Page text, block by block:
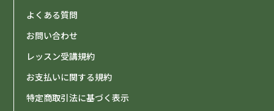
よくある質問
お問い合わせ
レッスン受講規約
お支払いに関する規約
特定商取引法に基づく表示